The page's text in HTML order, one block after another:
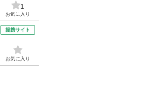
1
お気に入り
提携サイト
お気に入り